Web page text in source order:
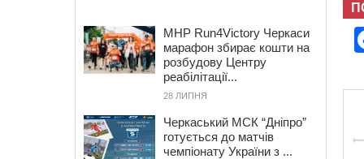
MHP Run4Victory Черкаси
марафон збирає кошти на
розбудову Центру
реабілітації...
28 ЛИПНЯ
Черкаський МСК “Дніпро”
готується до матчів
чемпіонату України з ...